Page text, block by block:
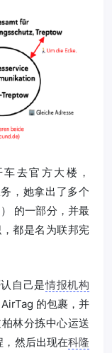
去官方大楼，
，她拿出了多个
的一部分，并最
都是名为联邦宪
自己是情报机构
的包裹，并
林分拣中心运送
然后出现在科隆